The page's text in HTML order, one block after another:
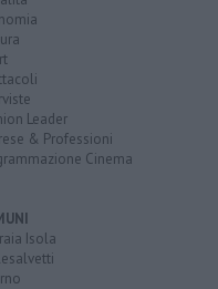
Leader
& Professioni
Cinema
Isola